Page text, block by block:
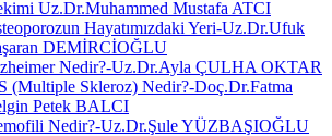
Uz.Dr.Muhammed Mustafa ATCI
Hayatımızdaki Yeri-Uz.Dr.Ufuk
DEMİRCİOĞLU
Nedir?-Uz.Dr.Ayla ÇULHA OKTAR
(Multiple Skleroz) Nedir?-Doç.Dr.Fatma
Petek BALCI
Nedir?-Uz.Dr.Şule YÜZBAŞIOĞLU